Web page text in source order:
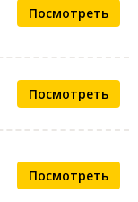
Посмотреть
Посмотреть
Посмотреть